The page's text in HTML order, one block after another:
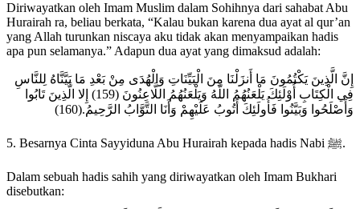
Diriwayatkan oleh Imam Muslim dalam Sohihnya dari sahabat Abu
Hurairah ra, beliau berkata, “Kalau bukan karena dua ayat al qur’an
yang Allah turunkan niscaya aku tidak akan menyampaikan hadis
apa pun selamanya.” Adapun dua ayat yang dimaksud adalah:
إِنَّ الَّذِينَ يَكْتُمُونَ مَا أَنزَلْنَا مِنَ الْبَيِّنَاتِ وَالْهُدَى مِنْ بَعْدِ مَا بَيَّنَّاهُ لِلنَّاسِ
فِي الْكِتَابِ أُوْلَئِكَ يَلْعَنُهُمُ اللَّهُ وَيَلْعَنُهُمُ اللَّاعِنُونَ (159) إِلا الَّذِينَ تَابُوا
وَأَصْلَحُوا وَبَيَّنُوا فَأُولَئِكَ أَتُوبُ عَلَيْهِمْ وَأَنَا التَّوَّابُ الرَّحِيمُ(160).
5. Besarnya Cinta Sayyiduna Abu Hurairah kepada hadis Nabi ﷺ.
Dalam sebuah hadis sahih yang diriwayatkan oleh Imam Bukhari
disebutkan: